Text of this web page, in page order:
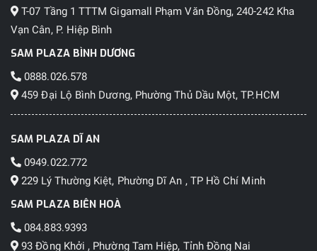
T-07 Tầng 1 TTTM Gigamall Phạm Văn Đồng, 240-242 Kha
Vạn Cân, P. Hiệp Bình
SAM PLAZA BÌNH DƯƠNG
0888.026.578
459 Đại Lộ Bình Dương, Phường Thủ Dầu Một, TP.HCM
SAM PLAZA DĨ AN
0949.022.772
229 Lý Thường Kiệt, Phường Dĩ An , TP Hồ Chí Minh
SAM PLAZA BIÊN HOÀ
084.883.9393
93 Đồng Khởi , Phường Tam Hiệp, Tỉnh Đồng Nai